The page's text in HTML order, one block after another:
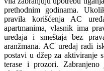
prethodnim godinama.
pravila korišćenja AC
apartmanima, vlasnik ima
uređaja i smeštaja bez
aranžmana. AC uređaj radi
postavi u džep za aktiviranje
terase i prozori.